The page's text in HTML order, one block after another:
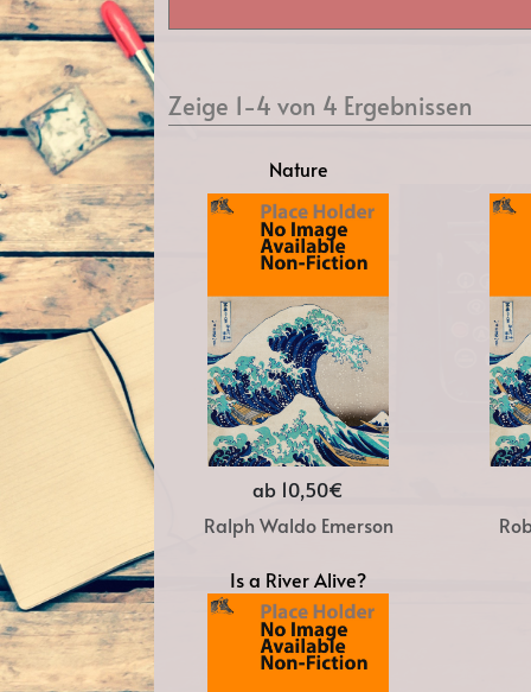
Zeige 1-4 von 4 Ergebnissen
Nature
ab 10,50€
Ralph Waldo Emerson
Is a River Alive?